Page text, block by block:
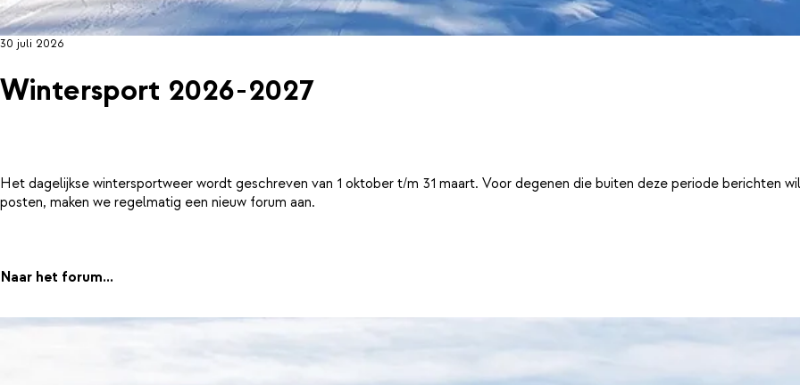
30 juli 2026
Wintersport 2026-2027
Het dagelijkse wintersportweer wordt geschreven van 1 oktober t/m 31 maart. Voor degenen die buiten deze periode berichten
posten, maken we regelmatig een nieuw forum aan.
Naar het forum...